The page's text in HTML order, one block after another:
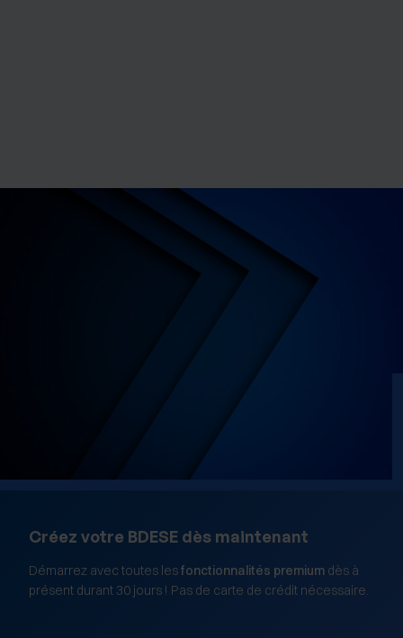
Créez votre BDESE dès maintenant
Démarrez avec toutes lesfonctionnalités premium dès à
présent durant 30 jours ! Pas de carte de crédit nécessaire.